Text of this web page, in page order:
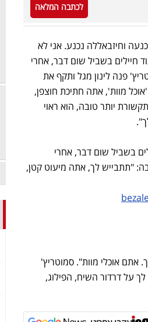
לכתבה המלאה
וחיזבאללה נכנע. אני לא
חיילים בשביל שום דבר, אחרי
פנה לינון מגל ותקף את
מוות', אתה חתיכת חוצפן,
יותר טובה, הוא ראוי
בשביל שום דבר, אחרי
"תתבייש לך, אתה מיעוט קטן,
אתם אוכלי מוות". סמוטריץ'
על דרדור השיח, הפילוג,